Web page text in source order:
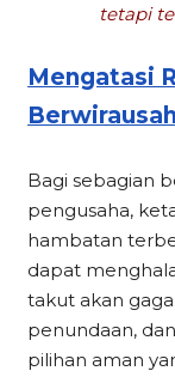
tetapi
Mengatasi
Bagi sebagian
pengusaha,
hambatan
dapat
takut akan
penundaan,
pilihan aman